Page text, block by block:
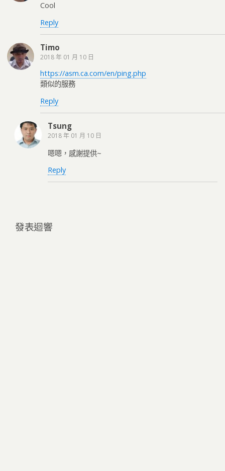
Cool
Reply
Timo
2018 年 01 月 10 日
https://asm.ca.com/en/ping.php
類似的服務
Reply
Tsung
2018 年 01 月 10 日
嗯嗯，感謝提供~
Reply
發表迴響